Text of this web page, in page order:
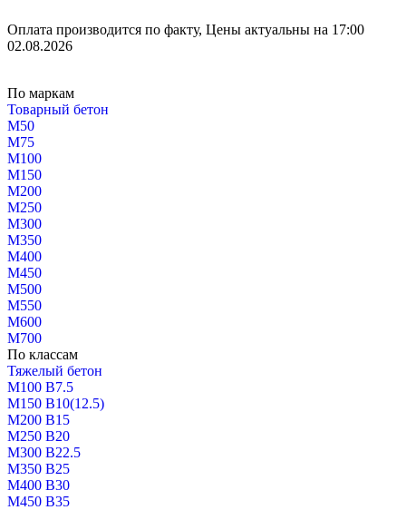
Оплата производится по факту, Цены актуальны на 17:00
02.08.2026
По маркам
Товарный бетон
М50
М75
М100
М150
М200
М250
М300
М350
М400
М450
М500
М550
М600
М700
По классам
Тяжелый бетон
М100 В7.5
М150 В10(12.5)
М200 В15
М250 В20
М300 В22.5
М350 В25
М400 В30
М450 В35